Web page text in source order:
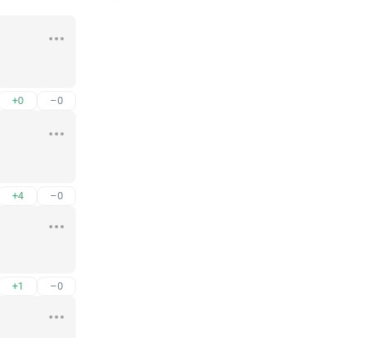
+0 –0
+4 –0
+1 –0